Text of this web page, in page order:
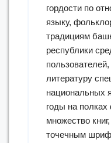
гордости по
языку,
традициям
республики
литературу
национальных
годы на
множество
точечным